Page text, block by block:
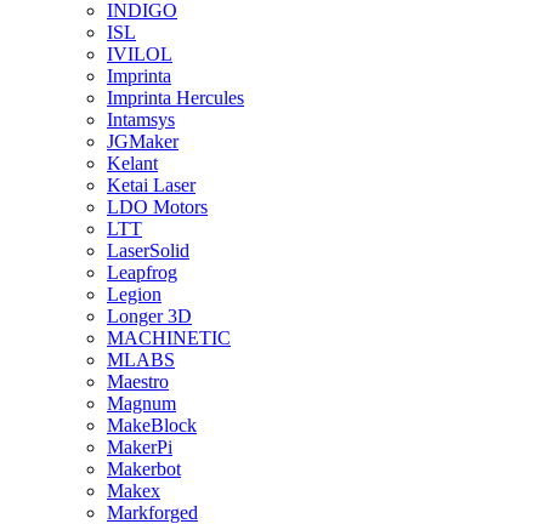
INDIGO
ISL
IVILOL
Imprinta
Imprinta Hercules
Intamsys
JGMaker
Kelant
Ketai Laser
LDO Motors
LTT
LaserSolid
Leapfrog
Legion
Longer 3D
MACHINETIC
MLABS
Maestro
Magnum
MakeBlock
MakerPi
Makerbot
Makex
Markforged